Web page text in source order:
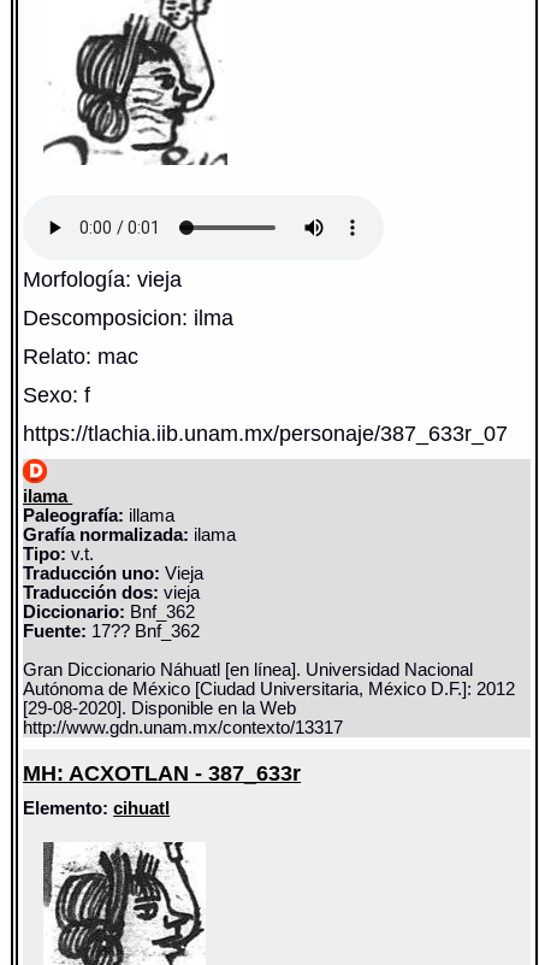
Morfología: vieja
Descomposicion: ilma
Relato: mac
Sexo: f
https://tlachia.iib.unam.mx/personaje/387_633r_07
ilama
Paleografía: illama
Grafía normalizada: ilama
Tipo: v.t.
Traducción uno: Vieja
Traducción dos: vieja
Diccionario: Bnf_362
Fuente: 17?? Bnf_362
Gran Diccionario Náhuatl [en línea]. Universidad Nacional
Autónoma de México [Ciudad Universitaria, México D.F.]: 2012
[29-08-2020]. Disponible en la Web
http://www.gdn.unam.mx/contexto/13317
MH: ACXOTLAN - 387_633r
Elemento:cihuatl